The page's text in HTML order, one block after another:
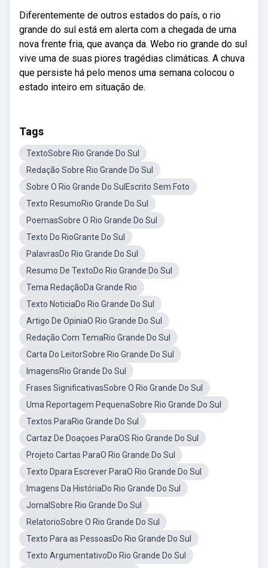
Diferentemente de outros estados do país, o rio
grande do sul está em alerta com a chegada de uma
nova frente fria, que avança da. Webo rio grande do sul
vive uma de suas piores tragédias climáticas. A chuva
que persiste há pelo menos uma semana colocou o
estado inteiro em situação de.
Tags
TextoSobre Rio Grande Do Sul
Redação Sobre Rio Grande Do Sul
Sobre O Rio Grande Do SulEscrito Sem Foto
Texto ResumoRio Grande Do Sul
PoemasSobre O Rio Grande Do Sul
Texto Do RioGrante Do Sul
PalavrasDo Rio Grande Do Sul
Resumo De TextoDo Rio Grande Do Sul
Tema RedaçãoDa Grande Rio
Texto NoticiaDo Rio Grande Do Sul
Artigo De OpiniaO Rio Grande Do Sul
Redação Com TemaRio Grande Do Sul
Carta Do LeitorSobre Rio Grande Do Sul
ImagensRio Grande Do Sul
Frases SignificativasSobre O Rio Grande Do Sul
Uma Reportagem PequenaSobre Rio Grande Do Sul
Textos ParaRio Grande Do Sul
Cartaz De Doaçoes ParaOS Rio Grande Do Sul
Projeto Cartas ParaO Rio Grande Do Sul
Texto Dpara Escrever ParaO Rio Grande Do Sul
Imagens Da HistóriaDo Rio Grande Do Sul
JornalSobre Rio Grande Do Sul
RelatorioSobre O Rio Grande Do Sul
Texto Para as PessoasDo Rio Grande Do Sul
Texto ArgumentativoDo Rio Grande Do Sul